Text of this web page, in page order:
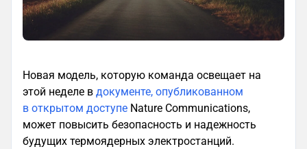
Новая модель, которую команда освещает на
этой неделе в документе, опубликованном
в открытом доступе Nature Communications,
может повысить безопасность и надежность
будущих термоядерных электростанций.